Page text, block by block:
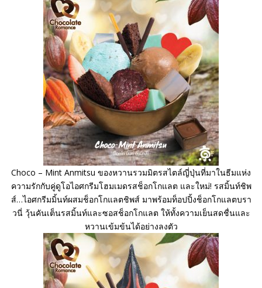
Choco – Mint Anmitsu ของหวานรวมมิตรสไตล์ญี่ปุ่นที่มาในธีมแห่ง
ความรักกับคู่ดูโอไอศกรีมโฮมเมดรสช็อกโกแลต และใหม่! รสมิ้นท์ชิพ
ส์…ไอศกรีมมิ้นท์ผสมช็อกโกแลตชิพส์ มาพร้อมท็อปปิ้งช็อกโกแลตบรา
วนี่ วุ้นคันเต็นรสมิ้นท์และซอสช็อกโกแลต ให้ทั้งความเย็นสดชื่นและ
หวานเข้มข้นได้อย่างลงตัว